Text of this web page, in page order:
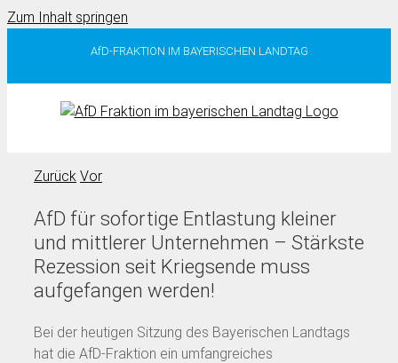
Zum Inhalt springen
AfD-FRAKTION IM BAYERISCHEN LANDTAG
Zurück Vor
AfD für sofortige Entlastung kleiner
und mittlerer Unternehmen – Stärkste
Rezession seit Kriegsende muss
aufgefangen werden!
Bei der heutigen Sitzung des Bayerischen Landtags
hat die AfD-Fraktion ein umfangreiches